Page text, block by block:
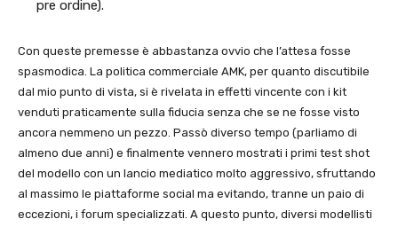
pre ordine).
Con queste premesse è abbastanza ovvio che l’attesa fosse
spasmodica. La politica commerciale AMK, per quanto discutibile
dal mio punto di vista, si è rivelata in effetti vincente con i kit
venduti praticamente sulla fiducia senza che se ne fosse visto
ancora nemmeno un pezzo. Passò diverso tempo (parliamo di
almeno due anni) e finalmente vennero mostrati i primi test shot
del modello con un lancio mediatico molto aggressivo, sfruttando
al massimo le piattaforme social ma evitando, tranne un paio di
eccezioni, i forum specializzati. A questo punto, diversi modellisti